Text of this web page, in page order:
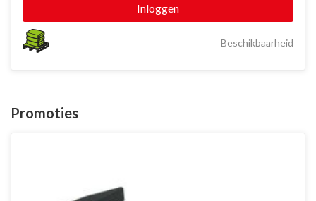
Inloggen
Beschikbaarheid
Promoties